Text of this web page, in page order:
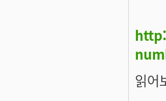
읽어